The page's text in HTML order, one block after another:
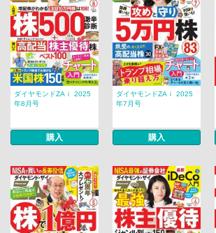
ダイヤモンドZAｉ 2025
年8月号
購入
ダイヤモンドZAｉ 2025
年7月号
購入